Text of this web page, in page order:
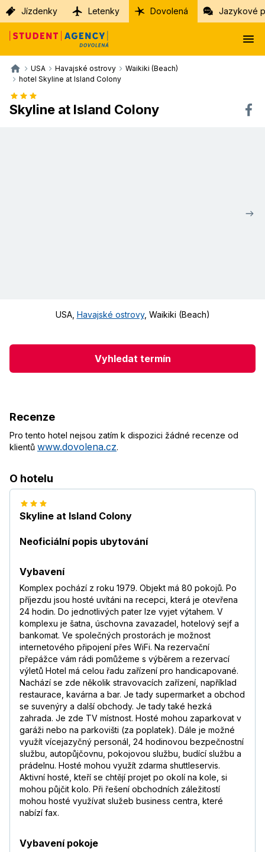
Jízdenky Letenky Dovolená Jazykové
USA Havajské ostrovy
Waikiki (Beach)
hotel Skyline at Island Colony
Skyline at Island Colony
USA, Havajské ostrovy, Waikiki (Beach)
Vyhledat termín
Recenze
Pro tento hotel nejsou zatím k dispozici žádné recenze od
klientů www.dovolena.cz.
O hotelu
Skyline at Island Colony
Neoficiální popis ubytování
Vybavení
Komplex pochází z roku 1979. Objekt má 80 pokojů. Po
příjezdu jsou hosté uvítáni na recepci, která je otevřena
24 hodin. Do jednotlivých pater lze vyjet výtahem. V
komplexu je šatna, úschovna zavazadel, hotelový sejf a
bankomat. Ve společných prostorách je možnost
internetového připojení přes WiFi. Na rezervační
přepážce vám rádi pomůžeme s výběrem a rezervací
výletů Hotel má celou řadu zařízení pro handicapované.
Nachází se zde několik stravovacích zařízení, například
restaurace, kavárna a bar. Je tady supermarket a obchod
se suvenýry a další obchody. Je tady také hezká
zahrada. Je zde TV místnost. Hosté mohou zaparkovat v
garáži nebo na parkovišti (za poplatek). Dále je možné
využít vícejazyčný personál, 24 hodinovou bezpečnostní
službu, autopůjčovnu, pokojovou službu, budící službu a
prádelnu. Hosté mohou využít zdarma shuttleservis.
Aktivní hosté, kteří se chtějí projet po okolí na kole, si
mohou půjčit kolo. Při řešení obchodních záležitostí
mohou hosté využívat služeb business centra, které
nabízí fax.
Vybavení pokoje